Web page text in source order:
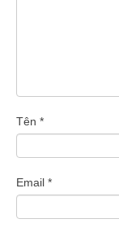
Tên *
Email *